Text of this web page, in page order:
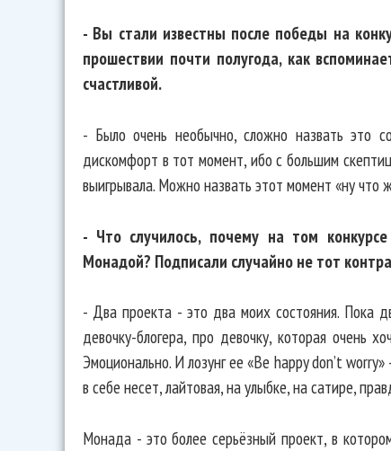
- Вы стали известны после победы на
прошествии почти полугода, как
счастливой.
- Было очень необычно, сложно назвать это
дискомфорт в тот момент, ибо с большим
выигрывала. Можно назвать этот момент «ну что
- Что случилось, почему на том
Монадой? Подписали случайно не тот
- Два проекта - это два моих состояния. Пока
девочку-блогера, про девочку, которая очень
Эмоционально. И лозунг ее «Be happy don’t
в себе несет, лайтовая, на улыбке, на сатире,
Монада - это более серьёзный проект, в